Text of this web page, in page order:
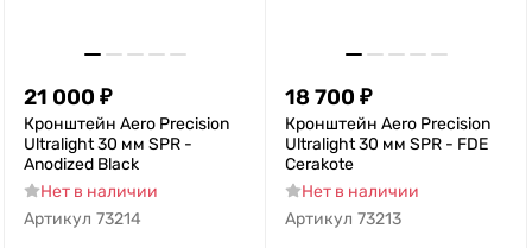
21 000 ₽
Кронштейн Aero Precision
Ultralight 30 мм SPR -
Anodized Black
Нет в наличии
Артикул 73214
18 700 ₽
Кронштейн Aero Precision
Ultralight 30 мм SPR - FDE
Cerakote
Нет в наличии
Артикул 73213